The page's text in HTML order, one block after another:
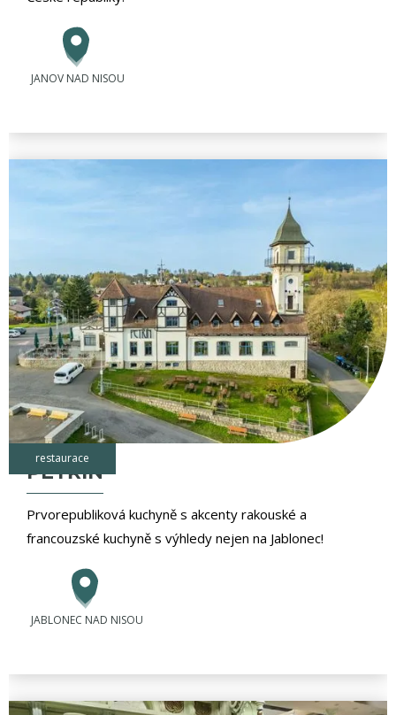
JANOV NAD NISOU
restaurace
PETŘÍN
Prvorepubliková kuchyně s akcenty rakouské a
francouzské kuchyně s výhledy nejen na Jablonec!
JABLONEC NAD NISOU